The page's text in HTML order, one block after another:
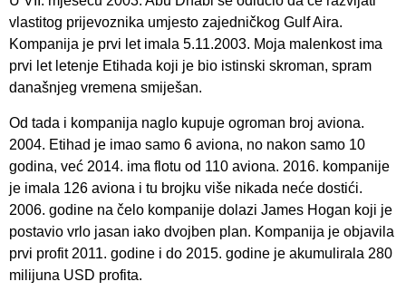
vlastitog prijevoznika umjesto zajedničkog Gulf Aira.
Kompanija je prvi let imala 5.11.2003. Moja malenkost ima
prvi let letenje Etihada koji je bio istinski skroman, spram
današnjeg vremena smiješan.
Od tada i kompanija naglo kupuje ogroman broj aviona.
2004. Etihad je imao samo 6 aviona, no nakon samo 10
godina, već 2014. ima flotu od 110 aviona. 2016. kompanije
je imala 126 aviona i tu brojku više nikada neće dostići.
2006. godine na čelo kompanije dolazi James Hogan koji je
postavio vrlo jasan iako dvojben plan. Kompanija je objavila
prvi profit 2011. godine i do 2015. godine je akumulirala 280
milijuna USD profita.